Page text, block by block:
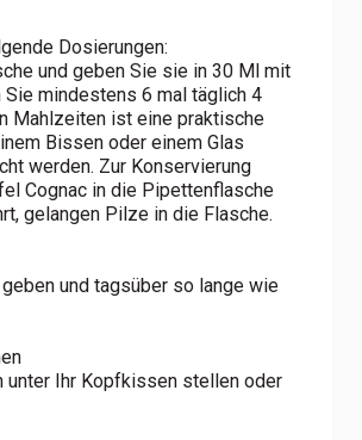
Dosierungen:
und geben Sie sie in 30 Ml mit
mindestens 6 mal täglich 4
Mahlzeiten ist eine praktische
Bissen oder einem Glas
werden. Zur Konservierung
Cognac in die Pipettenflasche
gelangen Pilze in die Flasche.
und tagsüber so lange wie
unter Ihr Kopfkissen stellen oder